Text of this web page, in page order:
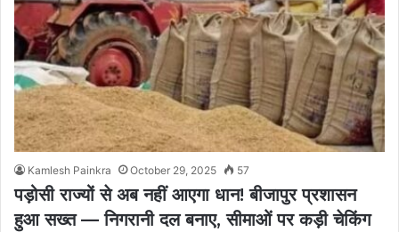
Kamlesh Painkra October 29, 2025 57
पड़ोसी राज्यों से अब नहीं आएगा धान! बीजापुर प्रशासन
हुआ सख्त — निगरानी दल बनाए, सीमाओं पर कड़ी चेकिंग